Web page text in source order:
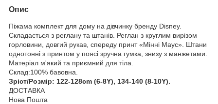
Опис
Піжама комплект для дому на дівчинку бренду Disney.
Складається з реглану та штанів. Реглан з круглим вирізом
горловини, довгий рукав, спереду принт «Мінні Маус». Штани
однотонні з принтом у поясі зручна гумка, знизу з манжетами.
Матеріал м'який та приємний для тіла.
Склад:100% бавовна.
Зріст/Розмір: 122-128cm (6-8Y), 134-140 (8-10Y).
ДОСТАВКА
Нова Пошта